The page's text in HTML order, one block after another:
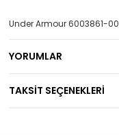
Under Armour 6003861-
YORUMLAR
TAKSİT SEÇENEKLERİ